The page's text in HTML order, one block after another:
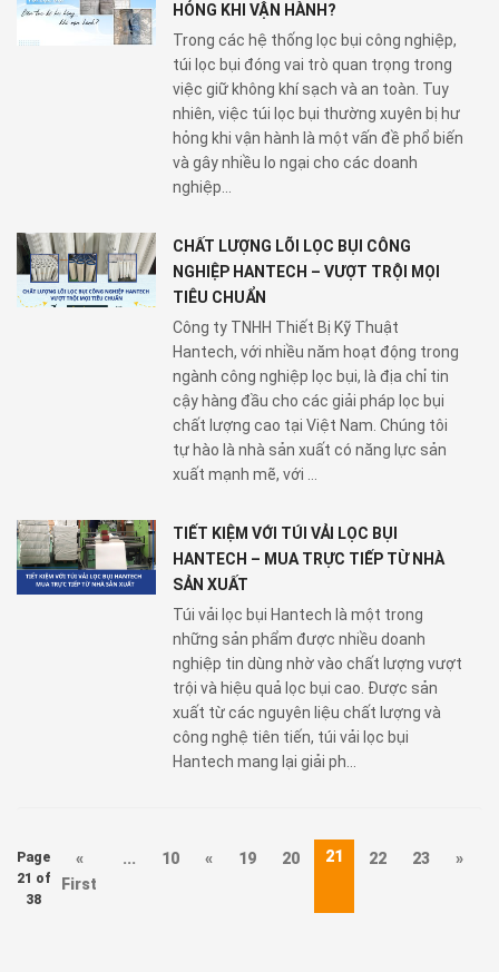
HỎNG KHI VẬN HÀNH?
Trong các hệ thống lọc bụi công nghiệp,
túi lọc bụi đóng vai trò quan trọng trong
việc giữ không khí sạch và an toàn. Tuy
nhiên, việc túi lọc bụi thường xuyên bị hư
hỏng khi vận hành là một vấn đề phổ biến
và gây nhiều lo ngại cho các doanh
nghiệp...
CHẤT LƯỢNG LÕI LỌC BỤI CÔNG
NGHIỆP HANTECH – VƯỢT TRỘI MỌI
TIÊU CHUẨN
Công ty TNHH Thiết Bị Kỹ Thuật
Hantech, với nhiều năm hoạt động trong
ngành công nghiệp lọc bụi, là địa chỉ tin
cậy hàng đầu cho các giải pháp lọc bụi
chất lượng cao tại Việt Nam. Chúng tôi
tự hào là nhà sản xuất có năng lực sản
xuất mạnh mẽ, với ...
TIẾT KIỆM VỚI TÚI VẢI LỌC BỤI
HANTECH – MUA TRỰC TIẾP TỪ NHÀ
SẢN XUẤT
Túi vải lọc bụi Hantech là một trong
những sản phẩm được nhiều doanh
nghiệp tin dùng nhờ vào chất lượng vượt
trội và hiệu quả lọc bụi cao. Được sản
xuất từ các nguyên liệu chất lượng và
công nghệ tiên tiến, túi vải lọc bụi
Hantech mang lại giải ph...
Page
21 of
38
«
First
... 10 « 19 20 21 22 23 »